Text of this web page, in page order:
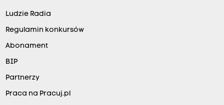
Ludzie Radia
Regulamin konkursów
Abonament
BIP
Partnerzy
Praca na Pracuj.pl